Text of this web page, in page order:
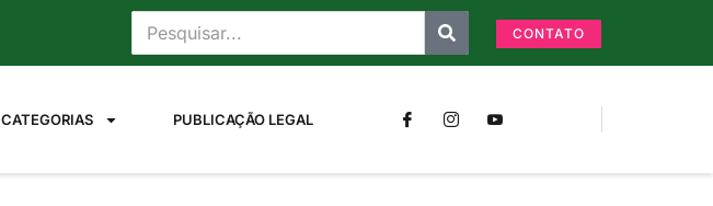
CONTATO
CATEGORIAS PUBLICAÇÃO LEGAL